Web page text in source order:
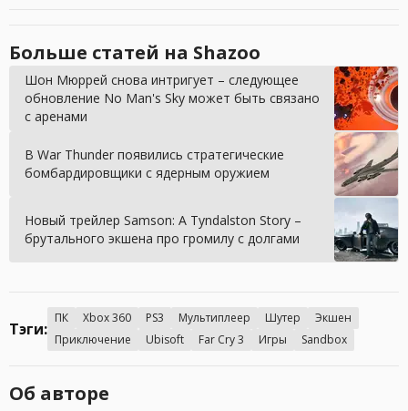
Больше статей на Shazoo
Шон Мюррей снова интригует – следующее
обновление No Man's Sky может быть связано
с аренами
В War Thunder появились стратегические
бомбардировщики с ядерным оружием
Новый трейлер Samson: A Tyndalston Story –
брутального экшена про громилу с долгами
Тэги:
ПК Xbox 360 PS3 Мультиплеер Шутер
Экшен
Приключение
Ubisoft Far Cry 3 Игры Sandbox
Об авторе